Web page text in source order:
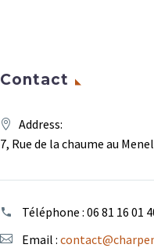
Contact
Address:
7, Rue de la chaume au
Téléphone : 06 81 16 01
Email :